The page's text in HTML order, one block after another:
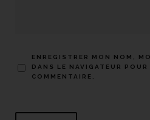
ENREGISTRER MON NOM,
DANS LE NAVIGATEUR
COMMENTAIRE.